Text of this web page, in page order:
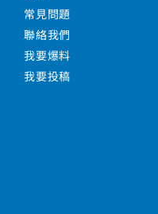
常見問題
聯絡我們
我要爆料
我要投稿